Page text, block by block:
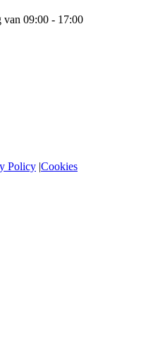
van 09:00 - 17:00
Policy Cookies